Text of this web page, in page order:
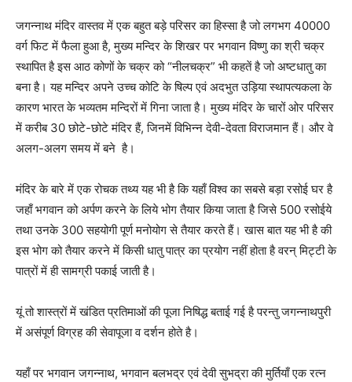
जगन्नाथ मंदिर वास्तव में एक बहुत बड़े परिसर का हिस्सा है जो लगभग 40000
वर्ग फिट में फैला हुआ है, मुख्य मन्दिर के शिखर पर भगवान विष्णु का श्री चक्र
स्थापित है इस आठ कोणों के चक्र को “नीलचक्र” भी कहतें है जो अष्टधातु का
बना है। यह मन्दिर अपने उच्च कोटि के षिल्प एवं अदभुत उड़िया स्थापत्यकला के
कारण भारत के भव्यतम मन्दिरों में गिना जाता है। मुख्य मंदिर के चारों ओर परिसर
में करीब 30 छोटे-छोटे मंदिर हैं, जिनमें विभिन्न देवी-देवता विराजमान हैं। और वे
अलग-अलग समय में बने है।
मंदिर के बारे में एक रोचक तथ्य यह भी है कि यहाँ विश्व का सबसे बड़ा रसोई घर है
जहाँ भगवान को अर्पण करने के लिये भोग तैयार किया जाता है जिसे 500 रसोईये
तथा उनके 300 सहयोगी पूर्ण मनोयोग से तैयार करते हैं। खास बात यह भी है की
इस भोग को तैयार करने में किसी धातु पात्र का प्रयोग नहीं होता है वरन् मिट्टी के
पात्रों में ही सामग्री पकाई जाती है।
यूं तो शास्त्रों में खंडित प्रतिमाओं की पूजा निषिद्ध बताई गई है परन्तु जगन्नाथपुरी
में असंपूर्ण विग्रह की सेवापूजा व दर्शन होते है।
यहाँ पर भगवान जगन्नाथ, भगवान बलभद्र एवं देवी सुभद्रा की मुर्तियाँ एक रत्न